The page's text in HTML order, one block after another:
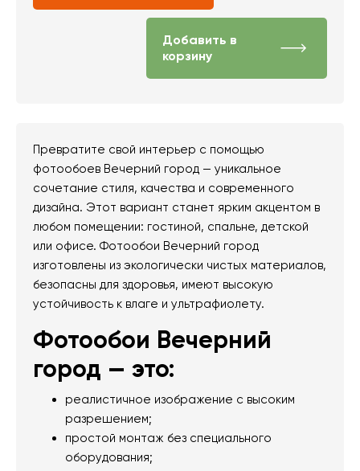
Добавить в
корзину
Превратите свой интерьер с помощью
фотообоев Вечерний город — уникальное
сочетание стиля, качества и современного
дизайна. Этот вариант станет ярким акцентом в
любом помещении: гостиной, спальне, детской
или офисе. Фотообои Вечерний город
изготовлены из экологически чистых материалов,
безопасны для здоровья, имеют высокую
устойчивость к влаге и ультрафиолету.
Фотообои Вечерний
город — это:
реалистичное изображение с высоким
разрешением;
простой монтаж без специального
оборудования;